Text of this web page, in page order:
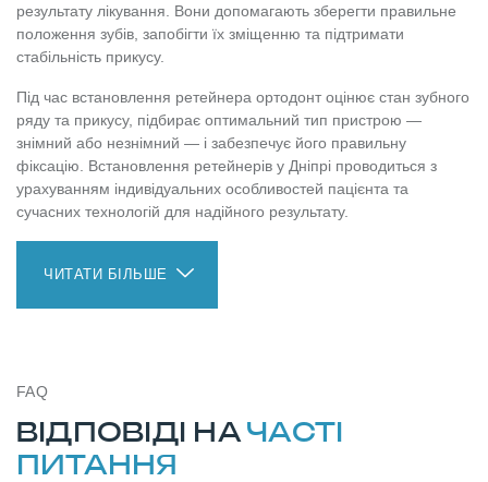
результату лікування. Вони допомагають зберегти правильне
положення зубів, запобігти їх зміщенню та підтримати
стабільність прикусу.
Під час встановлення ретейнера ортодонт оцінює стан зубного
ряду та прикусу, підбирає оптимальний тип пристрою —
знімний або незнімний — і забезпечує його правильну
фіксацію. Встановлення ретейнерів у Дніпрі проводиться з
урахуванням індивідуальних особливостей пацієнта та
сучасних технологій для надійного результату.
ЧИТАТИ БІЛЬШЕ
FAQ
ВІДПОВІДІ НА ЧАСТІ
ПИТАННЯ